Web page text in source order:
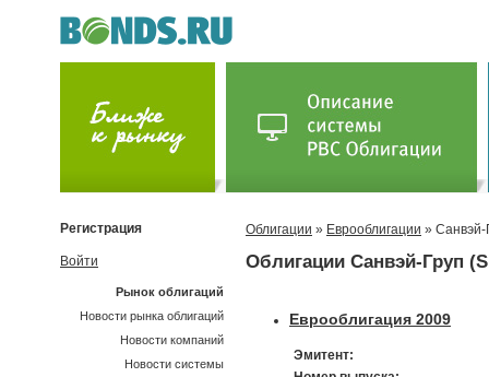
Облигации » Еврооблигации » Санвэй-
Облигации Санвэй-Груп
Еврооблигация 2009
Эмитент:
Регистрация
Войти
Рынок облигаций
Новости рынка облигаций
Новости компаний
Новости системы